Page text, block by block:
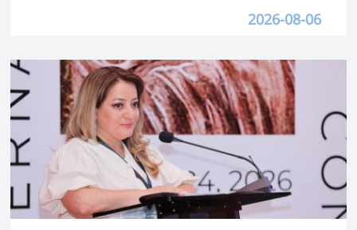
2026-08-06